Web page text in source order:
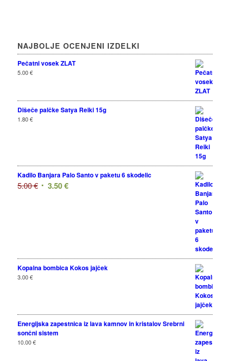
NAJBOLJE OCENJENI IZDELKI
Pečatni vosek ZLAT
5.00€
Dišeče palčke Satya Reiki 15g
1.80€
Kadilo Banjara Palo Santo v paketu 6 skodelic
5.00€ 3.50€
Kopalna bombica Kokos jajček
3.00€
Energijska zapestnica iz lava kamnov in kristalov Srebrni
sončni sistem
10.00€